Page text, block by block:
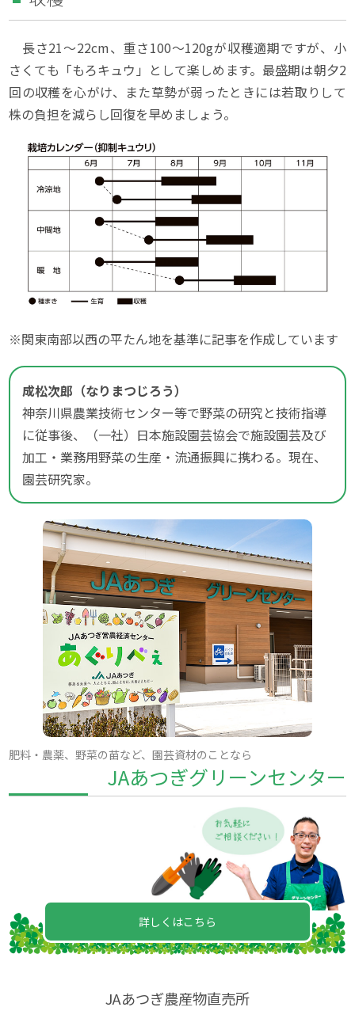
長さ21〜22cm、重さ100～120gが収穫適期ですが、小
さくても「もろキュウ」として楽しめます。最盛期は朝夕2
回の収穫を心がけ、また草勢が弱ったときには若取りして
株の負担を減らし回復を早めましょう。
※関東南部以西の平たん地を基準に記事を作成しています
成松次郎（なりまつじろう）
神奈川県農業技術センター等で野菜の研究と技術指導
に従事後、（一社）日本施設園芸協会で施設園芸及び
加工・業務用野菜の生産・流通振興に携わる。現在、
園芸研究家。
肥料・農薬、野菜の苗など、園芸資材のことなら
JAあつぎグリーンセンター
詳しくはこちら
JAあつぎ農産物直売所